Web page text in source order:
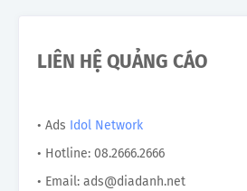
LIÊN HỆ QUẢNG CÁO
• Ads Idol Network
• Hotline: 08.2666.2666
• Email: ads@diadanh.net